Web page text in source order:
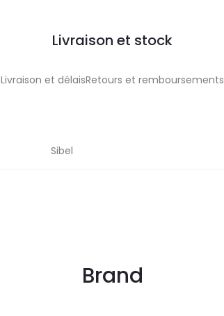
Livraison et stock
Livraison et délaisRetours et remboursements
Sibel
Brand